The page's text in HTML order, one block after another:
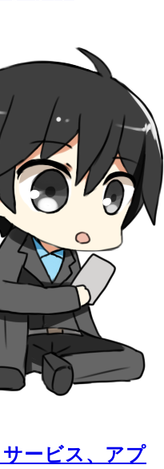
ービス、アプ